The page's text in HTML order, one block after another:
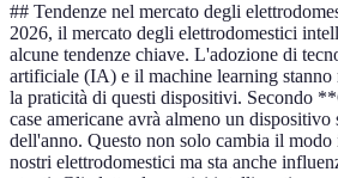
## Tendenze nel mercato degli
2026, il mercato degli elettrodomestici
alcune tendenze chiave. L'adozione di
artificiale (IA) e il machine learning
la praticità di questi dispositivi. Secondo
case americane avrà almeno un
dell'anno. Questo non solo cambia il
nostri elettrodomestici ma sta anche